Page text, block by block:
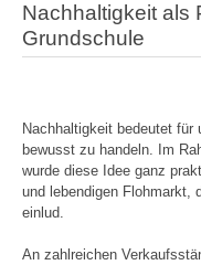
Nachhaltigkeit als
Grundschule
Nachhaltigkeit bedeutet für
bewusst zu handeln. Im
wurde diese Idee ganz
und lebendigen Flohmarkt,
einlud.
An zahlreichen